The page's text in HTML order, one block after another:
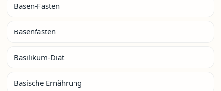
Basen-Fasten
Basenfasten
Basilikum-Diät
Basische Ernährung